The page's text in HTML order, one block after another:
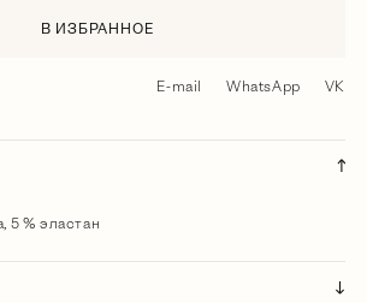
В ИЗБРАННОЕ
E-mail WhatsApp VK
5 % эластан